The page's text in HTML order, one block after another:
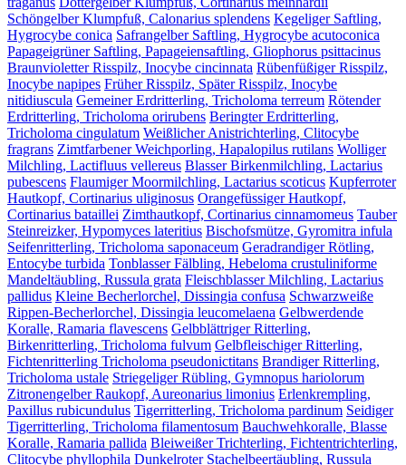
Schöngelber Klumpfuß, Calonarius splendens Kegeliger Saftling,
Hygrocybe conica Safrangelber Saftling, Hygrocybe acutoconica
Papageigrüner Saftling, Papageiensaftling, Gliophorus psittacinus
Braunvioletter Risspilz, Inocybe cincinnata Rübenfüßiger Risspilz,
Inocybe napipes Früher Risspilz, Später Risspilz, Inocybe
nitidiuscula Gemeiner Erdritterling, Tricholoma terreum Rötender
Erdritterling, Tricholoma orirubens Beringter Erdritterling,
Tricholoma cingulatum Weißlicher Anistrichterling, Clitocybe
fragrans Zimtfarbener Weichporling, Hapalopilus rutilans Wolliger
Milchling, Lactifluus vellereus Blasser Birkenmilchling, Lactarius
pubescens Flaumiger Moormilchling, Lactarius scoticus Kupferroter
Hautkopf, Cortinarius uliginosus Orangefüssiger Hautkopf,
Cortinarius bataillei Zimthautkopf, Cortinarius cinnamomeus Tauber
Steinreizker, Hypomyces lateritius Bischofsmütze, Gyromitra infula
Seifenritterling, Tricholoma saponaceum Geradrandiger Rötling,
Entocybe turbida Tonblasser Fälbling, Hebeloma crustuliniforme
Mandeltäubling, Russula grata Fleischblasser Milchling, Lactarius
pallidus Kleine Becherlorchel, Dissingia confusa Schwarzweiße
Rippen-Becherlorchel, Dissingia leucomelaena Gelbwerdende
Koralle, Ramaria flavescens Gelbblättriger Ritterling,
Birkenritterling, Tricholoma fulvum Gelbfleischiger Ritterling,
Fichtenritterling Tricholoma pseudonictitans Brandiger Ritterling,
Tricholoma ustale Striegeliger Rübling, Gymnopus hariolorum
Zitronengelber Raukopf, Aureonarius limonius Erlenkrempling,
Paxillus rubicundulus Tigerritterling, Tricholoma pardinum Seidiger
Tigerritterling, Tricholoma filamentosum Bauchwehkoralle, Blasse
Koralle, Ramaria pallida Bleiweißer Trichterling, Fichtentrichterling,
Clitocybe phyllophila Dunkelroter Stachelbeertäubling, Russula